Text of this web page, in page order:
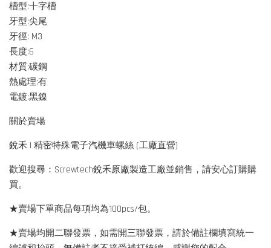
槽型:十字槽
牙型:尖尾
牙徑: M3
長度:6
材質:碳鋼
熱處理:有
電鍍:黑鎳
關於賣場
銳禾 | 精密特殊電子汽機車螺絲 (工廠直營)
歡迎搜尋：Screwtech銳禾原廠製造工廠並銷售，請安心訂購購
買。
★賣場下單商品每項均為100pcs/包。
★賣場均開二聯發票，如需開三聯發票，請於備註欄填寫統一